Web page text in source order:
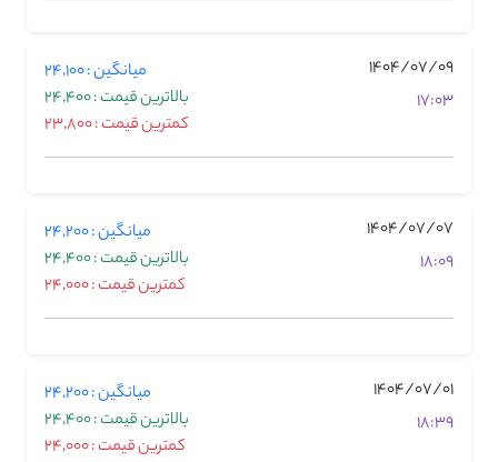
1404/07/09
17:03
میانگین : 24,100
بالاترین قیمت : 24,400
کمترین قیمت : 23,800
1404/07/07
18:09
میانگین : 24,200
بالاترین قیمت : 24,400
کمترین قیمت : 24,000
1404/07/01
18:39
میانگین : 24,200
بالاترین قیمت : 24,400
کمترین قیمت : 24,000